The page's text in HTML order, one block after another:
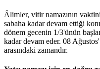
Âlimler, vitir namazının
sabaha kadar devam ettiği
dönem gecenin 1/3'ünün
kadar devam eder. 08
arasındaki zamandır.